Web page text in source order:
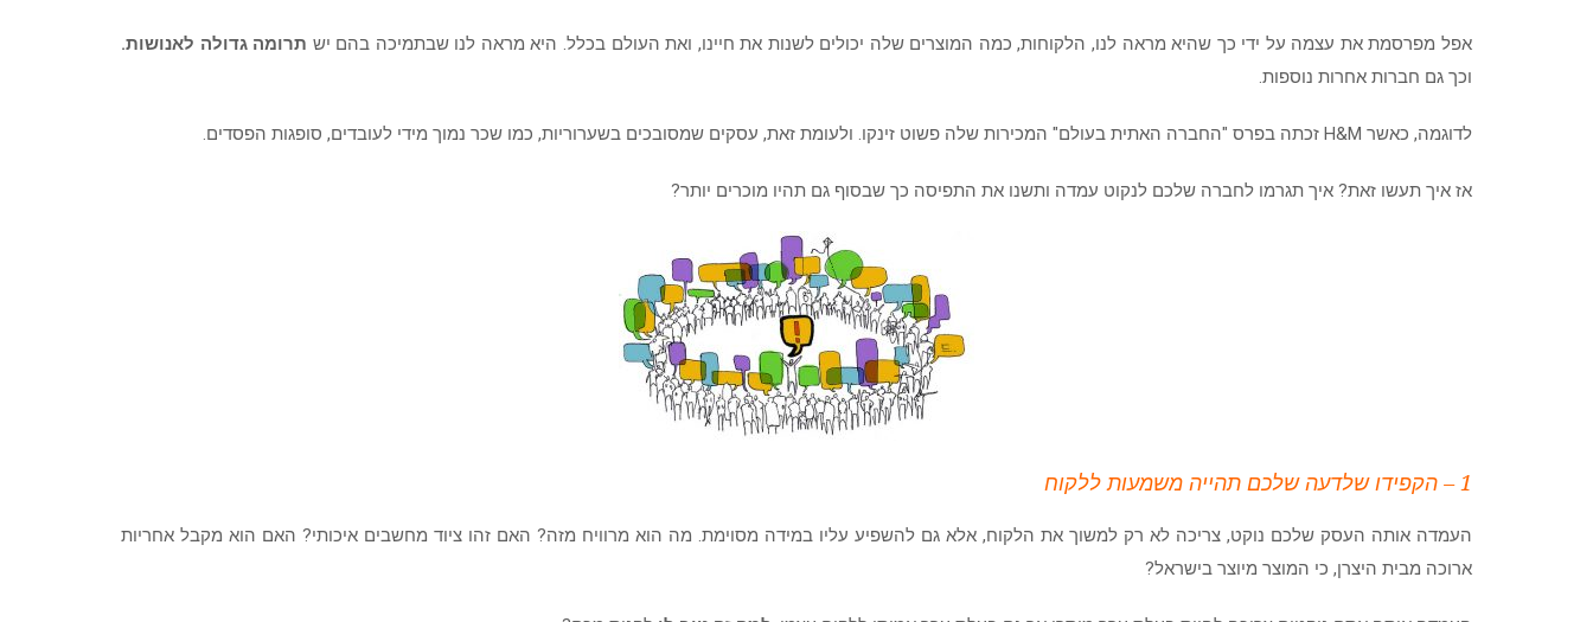
אפל מפרסמת את עצמה על ידי כך שהיא מראה לנו, הלקוחות, כמה המוצרים שלה יכולים לשנות את חיינו, ואת העולם בכלל. היא מראה לנו שבתמיכה בהם יש תרומה גדולה לאנושות.
וכך גם חברות אחרות נוספות.
לדוגמה, כאשר H&M זכתה בפרס "החברה האתית בעולם" המכירות שלה פשוט זינקו. ולעומת זאת, עסקים שמסובכים בשערוריות, כמו שכר נמוך מידי לעובדים, סופגות הפסדים.
אז איך תעשו זאת? איך תגרמו לחברה שלכם לנקוט עמדה ותשנו את התפיסה כך שבסוף גם תהיו מוכרים יותר?
1 – הקפידו שלדעה שלכם תהייה משמעות ללקוח
העמדה אותה העסק שלכם נוקט, צריכה לא רק למשוך את הלקוח, אלא גם להשפיע עליו במידה מסוימת. מה הוא מרוויח מזה? האם זהו ציוד מחשבים איכותי? האם הוא מקבל אחריות
ארוכה מבית היצרן, כי המוצר מיוצר בישראל?